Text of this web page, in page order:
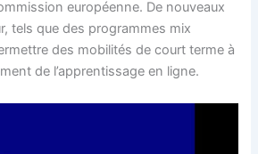
européenne. De nouveaux
tels que des programmes mix
des mobilités de court terme à
de l’apprentissage en ligne.